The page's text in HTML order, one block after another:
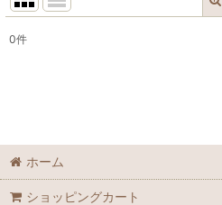
絞り込
0件
ホーム
ショッピングカート